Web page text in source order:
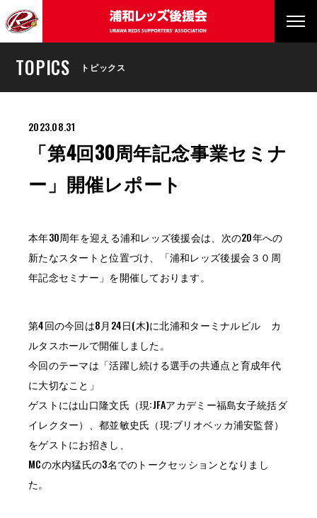
TOPICS トピックス
2023.08.31
「第4回30周年記念事業セミナ
ー」開催レポート
本年30周年を迎える浦和レッズ後援会は、次の20年への
新たなスタートと位置づけ、「浦和レッズ後援会３０周
年記念セミナー」を開催しております。
第4回の今回は8月24日(木)に北浦和ターミナルビル カ
ルタスホールで開催しました。
今回のテーマは「活躍し続ける選手の共通点と育成年代
に大切なこと」
ゲストには山口隆文氏（現:JFAアカデミー福島女子統括ダ
イレクター）、都並敏史氏（現:ブリオベッカ浦安監督）
をゲストにお招きし、
MCの水内猛氏の3名でのトークセッションとなりまし
た。